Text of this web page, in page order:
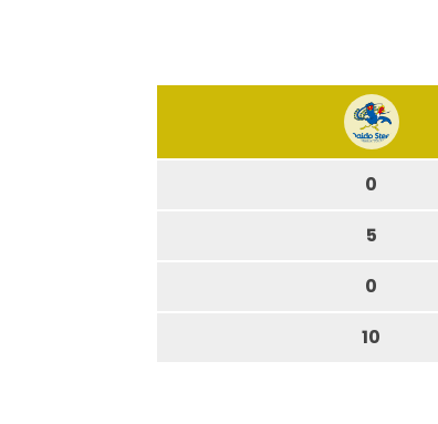
0
5
0
10